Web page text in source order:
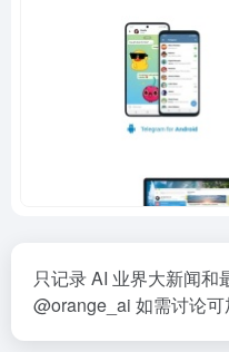
只记录 AI 业界大新闻
@orange_ai 如需讨论